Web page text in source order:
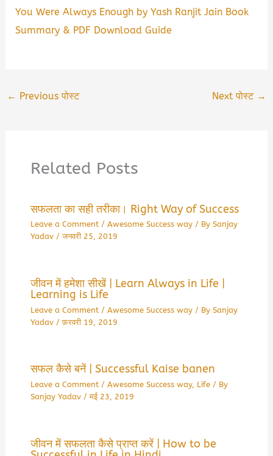
You Were Always Enough by Yash Ranjit Jain Book
Summary & PDF Download Guide
← Previous पोस्ट Next पोस्ट →
Related Posts
सफलता का सही तरीका। Right Way of Success
Leave a Comment / Awesome Success way/ By Sanjay
Yadav /जनवरी 25, 2019
जीवन में हमेशा सीखें | Learn Always in Life |
Learning is Life
Leave a Comment / Awesome Success way/ By Sanjay
Yadav /फ़रवरी 19, 2019
सफल कैसे बनें | Successful Kaise banen
Leave a Comment / Awesome Success way, Life/ By
Sanjay Yadav /मई 23, 2019
जीवन में सफलता कैसे प्राप्त करें | How to be